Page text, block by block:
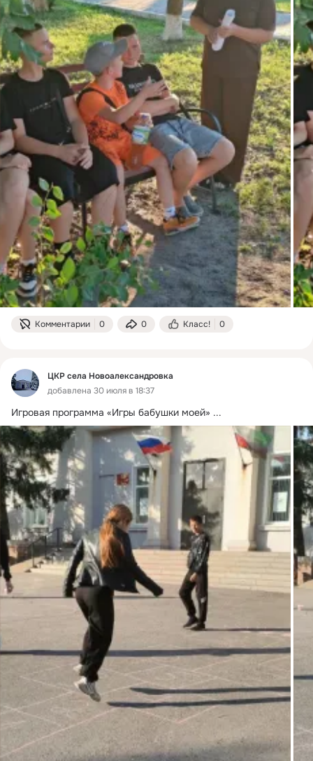
Комментарии 0 0 Класс! 0
ЦКР села Новоалександровка
добавлена 30 июля в 18:37
Игровая программа «Игры бабушки моей» ...